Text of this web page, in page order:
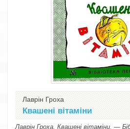
Лаврін Гроха
Квашені вітаміни
Лаврін Гроха. Квашені вітаміни. —